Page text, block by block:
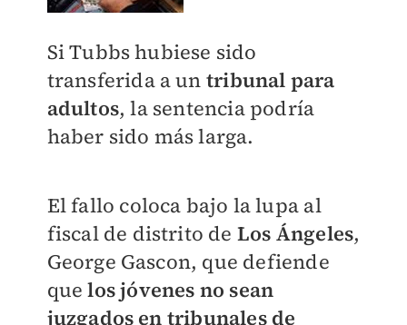
Si Tubbs hubiese sido
transferida a un tribunal para
adultos, la sentencia podría
haber sido más larga.
El fallo coloca bajo la lupa al
fiscal de distrito de Los Ángeles,
George Gascon, que defiende
que los jóvenes no sean
juzgados en tribunales de